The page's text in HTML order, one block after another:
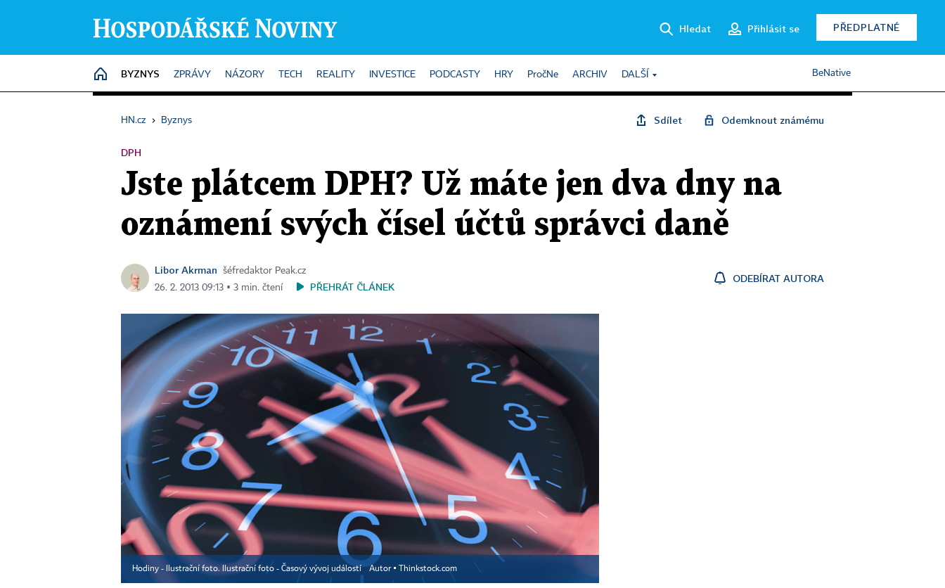
Hledat Přihlásit se PŘEDPLATNÉ
HOME
BYZNYS ZPRÁVY NÁZORY TECH REALITY INVESTICE PODCASTY HRY PročNe ARCHIV DALŠÍ BeNative
HN.cz › Byznys Sdílet Odemknout známému
DPH
Jste plátcem DPH? Už máte jen dva dny na
oznámení svých čísel účtů správci daně
Libor Akrman
šéfredaktor Peak.cz
26. 2. 2013 09:13 ▪ 3 min. čtení
PŘEHRÁT ČLÁNEK
ODEBÍRAT AUTORA
Hodiny - Ilustrační foto. Ilustrační foto - Časový vývoj událostí Autor ▪ Thinkstock.com